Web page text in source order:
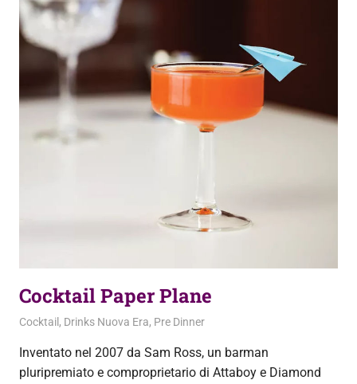
Cocktail Paper Plane
2 Ottobre 2020
admin
Cocktail , Drinks Nuova Era, Pre Dinner
Inventato nel 2007 da Sam Ross, un barman
pluripremiato e comproprietario di Attaboy e Diamond